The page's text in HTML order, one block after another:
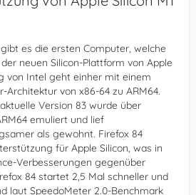
es die ersten Computer, welche
neuen Silicon-Plattform von Apple
von Intel geht einher mit einem
Architektur von x86-64 zu ARM64.
Version 83 wurde über
emuliert und lief
als gewohnt. Firefox 84
für Apple Silicon, was in
Verbesserungen gegenüber
84 startet 2,5 Mal schneller und
laut SpeedoMeter 2.0-Benchmark